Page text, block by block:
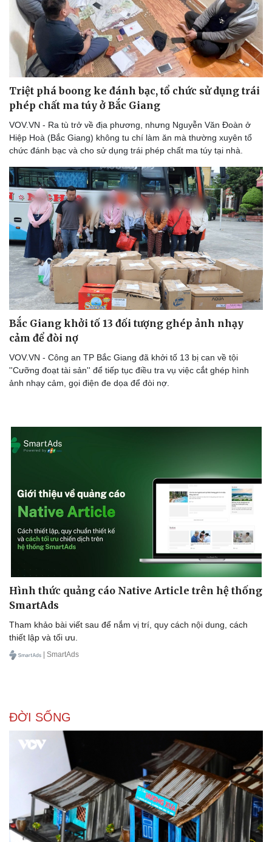
Cây thuốc
Sản phụ khoa
Nhi khoa
Nam khoa
Làm đẹp - giảm cân
Nhà đẹp
Triệt phá boong ke đánh bạc, tổ chức sử dụng trái
phép chất ma túy ở Bắc Giang
VOV.VN - Ra tù trở về địa phương, nhưng Nguyễn Văn Đoàn ở
Hiệp Hoà (Bắc Giang) không tu chí làm ăn mà thường xuyên tổ
chức đánh bạc và cho sử dụng trái phép chất ma túy tại nhà.
Bắc Giang khởi tố 13 đối tượng ghép ảnh nhạy
cảm để đòi nợ
VOV.VN - Công an TP Bắc Giang đã khởi tố 13 bị can về tội
''Cưỡng đoạt tài sản'' để tiếp tục điều tra vụ việc cắt ghép hình
ảnh nhạy cảm, gọi điện đe dọa để đòi nợ.
Hình thức quảng cáo Native Article trên hệ thống
SmartAds
Tham khảo bài viết sau để nắm vị trí, quy cách nội dung, cách
thiết lập và tối ưu.
| SmartAds
ĐỜI SỐNG